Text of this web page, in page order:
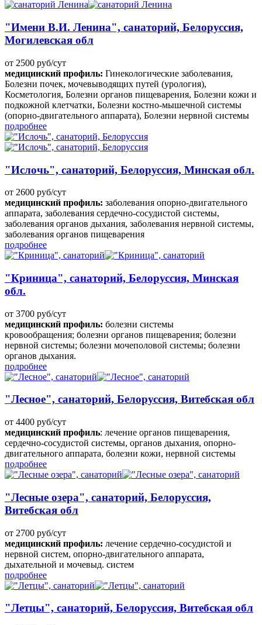
"Имени В.И. Ленина", санаторий, Белоруссия,
Могилевская обл
от 2500 руб/сут
медицинский профиль: Гинекологические заболевания,
Болезни почек, мочевыводящих путей (урология),
Косметология, Болезни органов пищеварения, Болезни кожи и
подкожной клетчатки, Болезни костно-мышечной системы
(опорно-двигательного аппарата), Болезни нервной системы
подробнее
"Ислочь", санаторий, Белоруссия, Минская обл.
от 2600 руб/сут
медицинский профиль: заболевания опорно-двигательного
аппарата, заболевания сердечно-сосудистой системы,
заболевания органов дыхания, заболевания нервной системы,
заболевания органов пищеварения
подробнее
"Криница", санаторий, Белоруссия, Минская
обл.
от 3700 руб/сут
медицинский профиль: болезни системы
кровообращения; болезни органов пищеварения; болезни
нервной системы; болезни мочеполовой системы; болезни
органов дыхания.
подробнее
"Лесное", санаторий, Белоруссия, Витебская обл
от 4400 руб/сут
медицинский профиль: лечение органов пищеварения,
сердечно-сосудистой системы, органов дыхания, опорно-
двигательного аппарата, болезни кожи, нервной системы
подробнее
"Лесные озера", санаторий, Белоруссия,
Витебская обл
от 2700 руб/сут
медицинский профиль: лечение сердечно-сосудистой и
нервной систем, опорно-двигательного аппарата,
дыхательной и мочевыд. систем
подробнее
"Летцы", санаторий, Белоруссия, Витебская обл